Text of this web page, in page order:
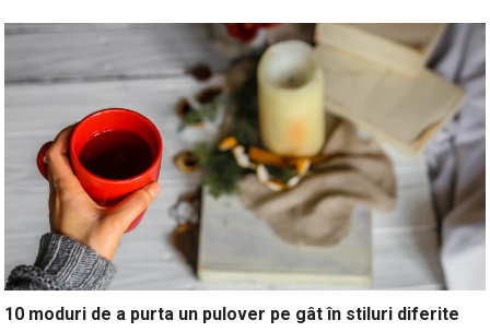
10 moduri de a purta un pulover pe gât în stiluri diferite